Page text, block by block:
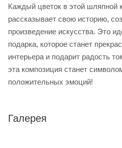
Каждый цветок в этой шляпной
рассказывает свою историю,
произведение искусства. Это
подарка, которое станет
интерьера и подарит радость
эта композиция станет
положительных эмоций!
Галерея